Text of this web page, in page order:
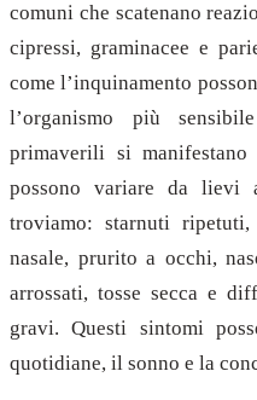
comuni che scatenano
cipressi, graminacee e
come l’inquinamento
l’organismo più
primaverili si
possono variare da
troviamo: starnuti
nasale, prurito a occhi,
arrossati, tosse secca e
gravi. Questi sintomi
quotidiane, il sonno e la